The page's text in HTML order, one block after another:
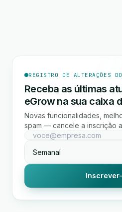
REGISTRO DE ALTERAÇÕES
Receba as últimas
eGrow na sua caixa
Novas funcionalidades,
spam — cancele a inscrição